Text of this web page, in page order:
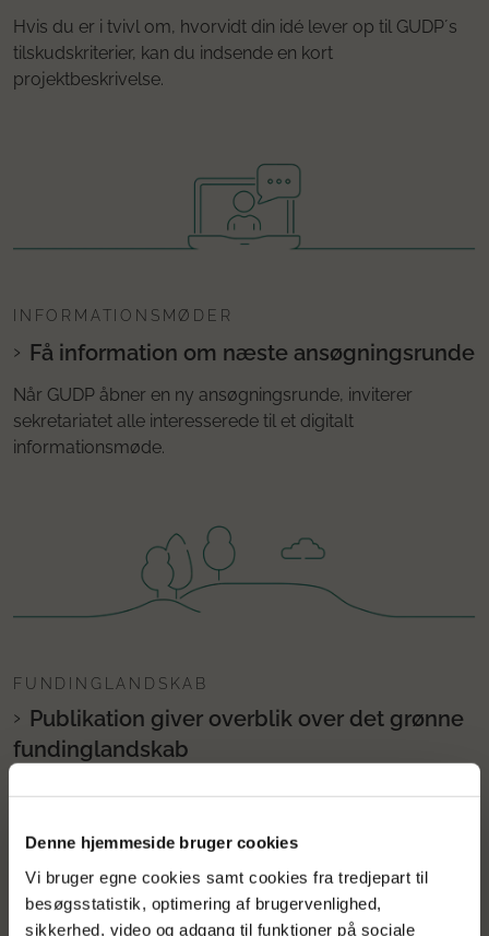
Denne hjemmeside bruger cookies
Vi bruger egne cookies samt cookies fra tredjepart til
besøgsstatistik, optimering af brugervenlighed,
sikkerhed, video og adgang til funktioner på sociale
Hvis du er i tvivl om, hvorvidt din idé lever op til GUDP´s
tilskudskriterier, kan du indsende en kort
projektbeskrivelse.
INFORMATIONSMØDER
Få information om næste ansøgningsrunde
Når GUDP åbner en ny ansøgningsrunde, inviterer
sekretariatet alle interesserede til et digitalt
informationsmøde.
FUNDINGLANDSKAB
Publikation giver overblik over det grønne
fundinglandskab
Publikationen ’Fundinglandskab – energi, miljø og grøn
tilskudsmuligheder.